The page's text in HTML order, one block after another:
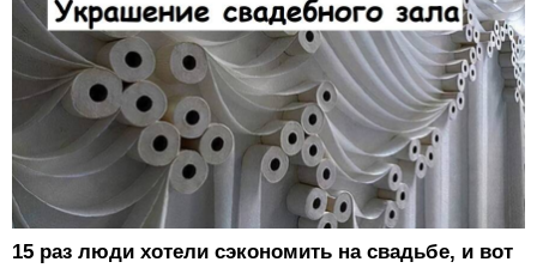
15 раз люди хотели сэкономить на свадьбе, и вот